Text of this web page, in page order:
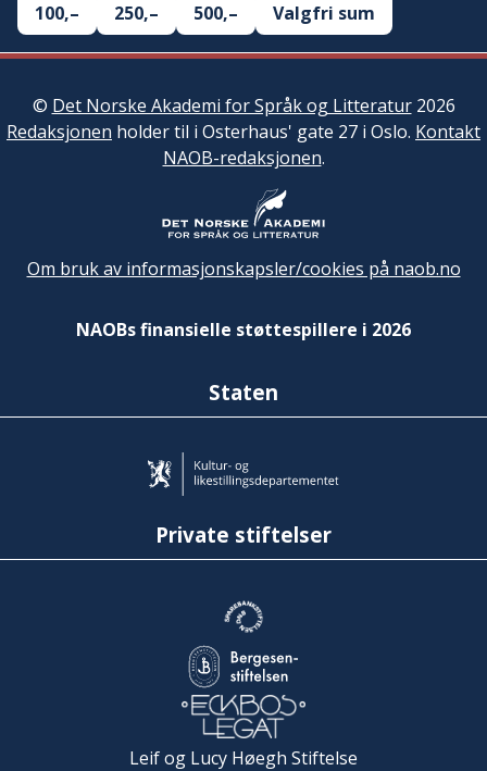
100,–
250,– 500,– Valgfri sum
© Det Norske Akademi for Språk og Litteratur2026
Redaksjonen holder til i Osterhaus' gate 27 i Oslo. Kontakt
NAOB-redaksjonen.
Om bruk av informasjonskapsler/cookies på naob.no
NAOBs finansielle støttespillere i 2026
Staten
Private stiftelser
Leif og Lucy Høegh Stiftelse